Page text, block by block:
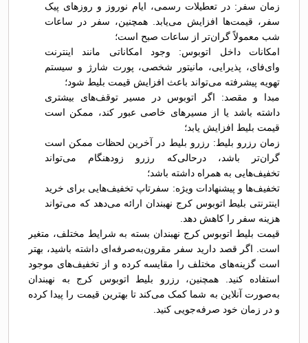
زمان سفر: در تعطیلات رسمی، ایام نوروز و روزهای پیک
سفر، قیمت‌ها افزایش می‌یابد. همچنین، سفر در ساعات
شب معمولاً گران‌تر از ساعات صبح است؛
امکانات داخل اتوبوس: وجود امکاناتی مانند اینترنت
وای‌فای، پذیرایی، مانیتور شخصی، پورت شارژ و سیستم
تهویه پیشرفته می‌تواند باعث افزایش قیمت بلیط شود؛
مبدا و مقصد: اگر اتوبوس در مسیر توقف‌های بیشتری
داشته باشد یا از مسیرهای خاصی عبور کند، ممکن است
قیمت بلیط افزایش یابد؛
زمان رزرو بلیط: رزرو بلیط در آخرین لحظات ممکن است
گران‌تر باشد، درحالی‌که رزرو زودهنگام می‌تواند
تخفیف‌هایی به همراه داشته باشد؛
تخفیف‌ها و پیشنهادات ویژه: سفرتاپ تخفیف‌هایی برای خرید
اینترنتی بلیط اتوبوس کرج نهبندان ارائه می‌دهد که می‌تواند
هزینه سفر را کاهش دهد.
قیمت بلیط اتوبوس کرج نهبندان بسته به شرایط مختلف، متغیر
است. اگر قصد دارید سفر مقرون‌به‌صرفه‌ای داشته باشید، بهتر
است گزینه‌های مختلف را مقایسه کرده و از تخفیف‌های موجود
استفاده کنید. همچنین، رزرو بلیط اتوبوس کرج به نهبندان
به‌صورت آنلاین به شما کمک می‌کند تا بهترین قیمت را پیدا کرده
و در زمان خود صرفه‌جویی کنید.